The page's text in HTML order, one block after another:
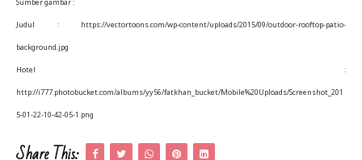
Judul : https://vectortoons.com/wp-content/uploads/2015/09/outdoor-rooftop-patio-
background.jpg
Hotel :
http://i777.photobucket.com/albums/yy56/fatkhan_bucket/Mobile%20Uploads/Screenshot_201
5-01-22-10-42-05-1.png